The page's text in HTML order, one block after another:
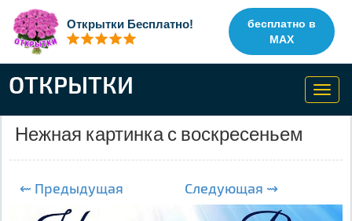
Открытки Бесплатно!
бесплатно в
MAX
ОТКРЫТКИ
Нежная картинка с воскресеньем
⇜ Предыдущая Следующая ⇝